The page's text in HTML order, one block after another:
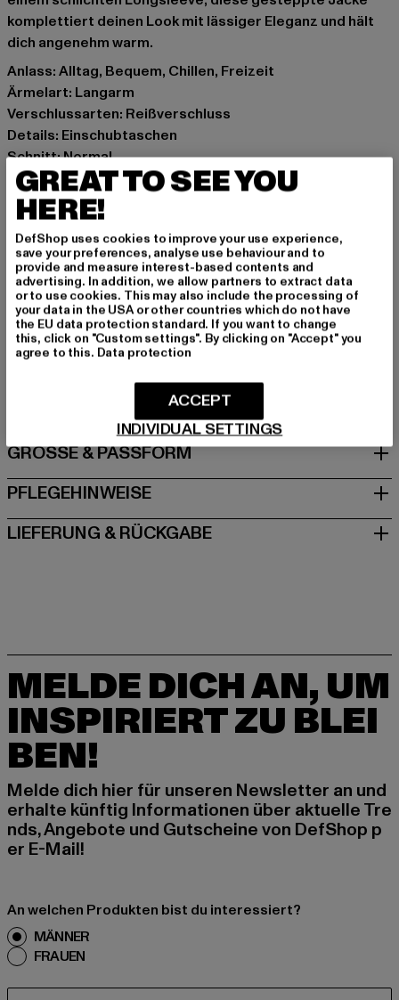
komplettiert deinen Look mit lässiger Eleganz und hält
dich angenehm warm.
Anlass: Alltag, Bequem, Chillen, Freizeit
Ärmelart: Langarm
Verschlussarten: Reißverschluss
Details: Einschubtaschen
Schnitt: Normal
Marke: VILA
Kat.: Winter Jackets
Farbe: grün
Hersteller Farbe: Green
Materialzusammensetzung: 100% Polyimid, 100%
Polyester
Art.Nr: 14075108-00111
Hersteller: Bestseller Textilhandels GmbH |
Modering 1,Haus A | 22457 Hamburg | DE
GRÖSSE & PASSFORM
PFLEGEHINWEISE
LIEFERUNG & RÜCKGABE
MELDE DICH AN, UM
INSPIRIERT ZU BLEI
BEN!
Melde dich hier für unseren Newsletter an und
erhalte künftig Informationen über aktuelle Tre
nds, Angebote und Gutscheine von DefShop p
er E-Mail!
An welchen Produkten bist du interessiert?
MÄNNER
FRAUEN
GREAT TO SEE YOU
HERE!
DefShop uses cookies to improve your use experience,
save your preferences, analyse use behaviour and to
provide and measure interest-based contents and
advertising. In addition, we allow partners to extract data
or to use cookies. This may also include the processing of
your data in the USA or other countries which do not have
the EU data protection standard. If you want to change
this, click on "Custom settings". By clicking on "Accept" you
agree to this. Data protection
INDIVIDUAL SETTINGS
ACCEPT